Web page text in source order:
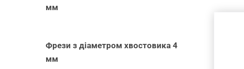
/
ШВИДКИЙ
мм
Фрези з діаметром хвостовика 4
мм